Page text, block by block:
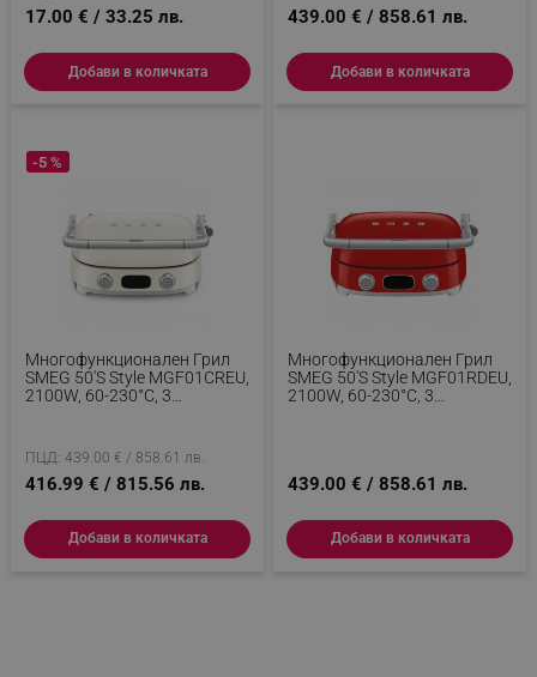
17.00 € / 33.25 лв.
Добави в количката
439.00 € / 858.61 лв.
Добави в количката
Многофункционален Грил
SMEG 50's Style MGF01CREU,
2100W, 60-230°C, 3
Отцеждане, Звуков Сигнал,
Таймер, Крем
-5 %
ПЦД: 439.00 € / 858.61 лв.
416.99 € / 815.56 лв.
Добави в количката
Многофункционален Грил
SMEG 50's Style MGF01RDEU,
2100W, 60-230°C, 3
439.00 € / 858.61 лв.
Добави в количката